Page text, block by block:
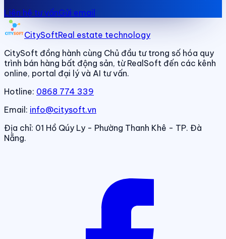
Liên hệ tư vấnGửi email
CitySoftReal estate technology
CitySoft đồng hành cùng Chủ đầu tư trong số hóa quy
trình bán hàng bất động sản, từ RealSoft đến các kênh
online, portal đại lý và AI tư vấn.
Hotline: 0868 774 339
Email: info@citysoft.vn
Địa chỉ: 01 Hồ Qúy Ly - Phường Thanh Khê - TP. Đà
Nẵng.